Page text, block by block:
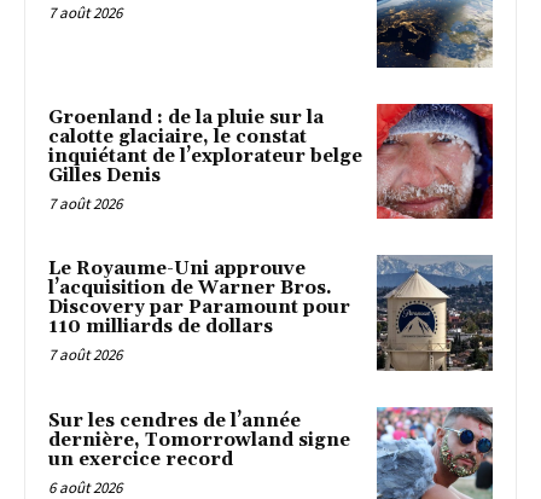
7 août 2026
Groenland : de la pluie sur la
calotte glaciaire, le constat
inquiétant de l’explorateur belge
Gilles Denis
7 août 2026
Le Royaume-Uni approuve
l’acquisition de Warner Bros.
Discovery par Paramount pour
110 milliards de dollars
7 août 2026
Sur les cendres de l’année
dernière, Tomorrowland signe
un exercice record
6 août 2026